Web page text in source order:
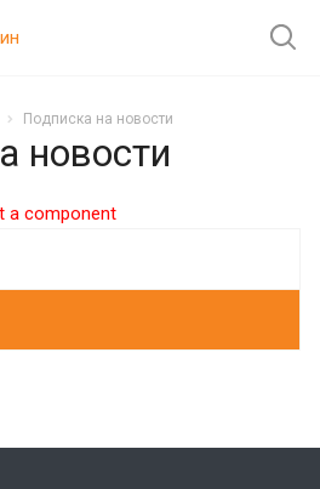
Подписка на новости
новости
a component